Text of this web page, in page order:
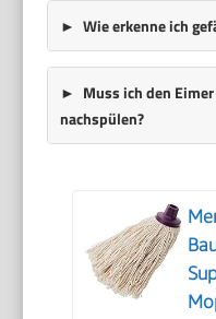
Wie erkenne ich
Muss ich den
nachspülen?